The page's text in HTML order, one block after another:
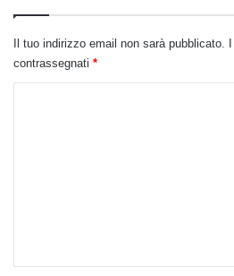
Il tuo indirizzo email non sarà pubblicato.
contrassegnati *